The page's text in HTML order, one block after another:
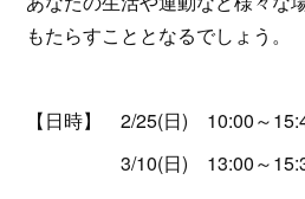
もたらすこととなるでしょう。
【日時】 2/25(日)
3/10(日) 13:00～